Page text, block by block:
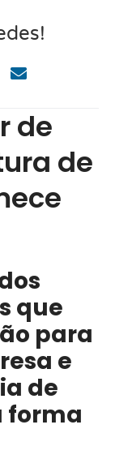
de
de
que
para
e
de
forma